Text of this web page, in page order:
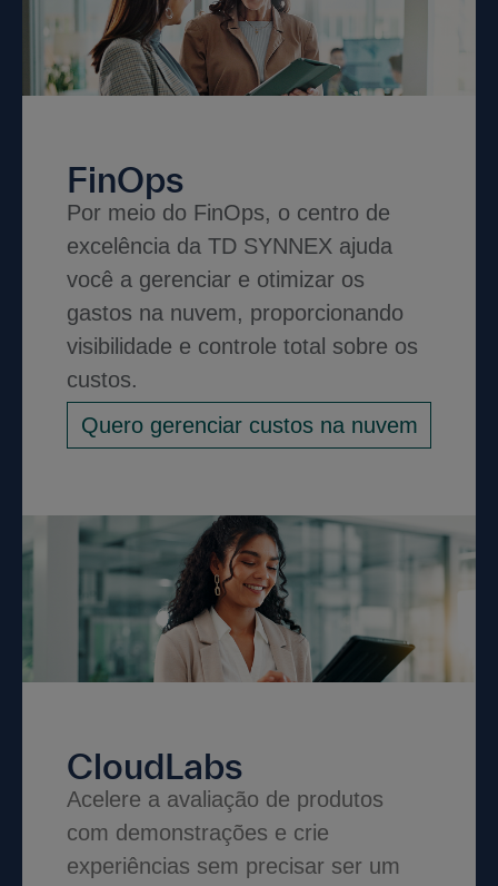
FinOps
Por meio do FinOps, o centro de
excelência da TD SYNNEX ajuda
você a gerenciar e otimizar os
gastos na nuvem, proporcionando
visibilidade e controle total sobre os
custos.
Quero gerenciar custos na nuvem
CloudLabs
Acelere a avaliação de produtos
com demonstrações e crie
experiências sem precisar ser um